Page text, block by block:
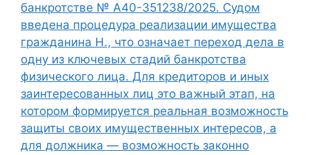
банкротстве № А40-351238/2025. Судом
введена процедура реализации имущества
гражданина Н., что означает переход дела в
одну из ключевых стадий банкротства
физического лица. Для кредиторов и иных
заинтересованных лиц это важный этап, на
котором формируется реальная возможность
защиты своих имущественных интересов, а
для должника — возможность законно